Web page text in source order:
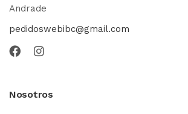
Andrade
pedidoswebibc@gmail.com
Nosotros